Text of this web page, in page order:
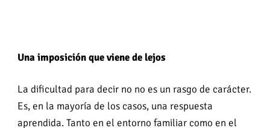
Una imposición que viene de lejos
La dificultad para decir no no es un rasgo de carácter.
Es, en la mayoría de los casos, una respuesta
aprendida. Tanto en el entorno familiar como en el